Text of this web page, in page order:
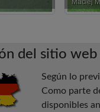
Theo
del sitio
Según lo
Como parte
disponibles